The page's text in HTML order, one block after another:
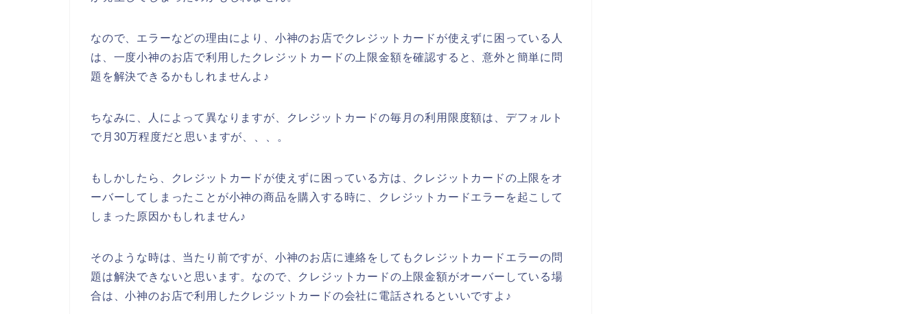
なので、エラーなどの理由により、小神のお店でクレジットカードが使えずに困っている人
は、一度小神のお店で利用したクレジットカードの上限金額を確認すると、意外と簡単に問
題を解決できるかもしれませんよ♪
ちなみに、人によって異なりますが、クレジットカードの毎月の利用限度額は、デフォルト
で月30万程度だと思いますが、、、。
もしかしたら、クレジットカードが使えずに困っている方は、クレジットカードの上限をオ
ーバーしてしまったことが小神の商品を購入する時に、クレジットカードエラーを起こして
しまった原因かもしれません♪
そのような時は、当たり前ですが、小神のお店に連絡をしてもクレジットカードエラーの問
題は解決できないと思います。なので、クレジットカードの上限金額がオーバーしている場
合は、小神のお店で利用したクレジットカードの会社に電話されるといいですよ♪